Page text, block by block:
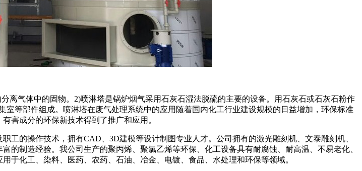
离气体中的固物。2)喷淋塔是锅炉烟气采用石灰石湿法脱硫的主要的设备。用石灰石或石灰石粉作
等部件组成。喷淋塔在废气处理系统中的应用随着国内化工行业建设规模的日益增加，环保标准
害成分的环保新技术得到了推广和应用。
的操作技术，拥有CAD、3D建模等设计制图专业人才。公司拥有的激光雕刻机、文泰雕刻机、
制造经验。我公司生产的聚丙烯、聚氯乙烯等环保、化工设备具有耐腐蚀、耐高温、不易老化、
用于化工、染料、医药、农药、石油、冶金、电镀、食品、水处理和环保等领域。